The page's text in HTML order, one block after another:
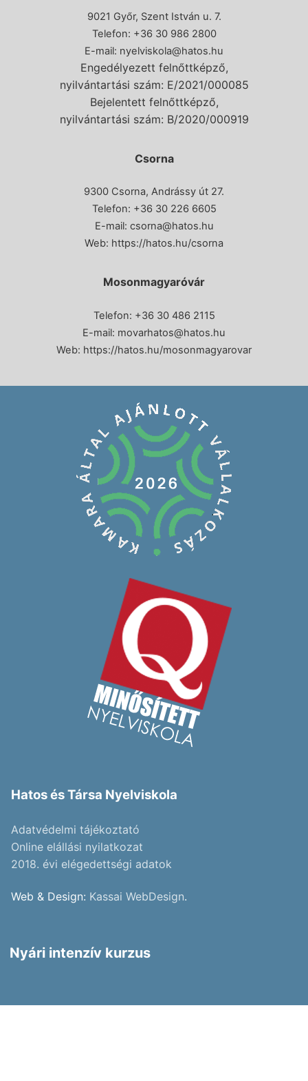
9021 Győr, Szent István u. 7.
Telefon: +36 30 986 2800
E-mail: nyelviskola@hatos.hu
Engedélyezett felnőttképző,
nyilvántartási szám: E/2021/000085
Bejelentett felnőttképző,
nyilvántartási szám: B/2020/000919
Csorna
9300 Csorna, Andrássy út 27.
Telefon: +36 30 226 6605
E-mail: csorna@hatos.hu
Web: https://hatos.hu/csorna
Mosonmagyaróvár
Telefon: +36 30 486 2115
E-mail: movarhatos@hatos.hu
Web: https://hatos.hu/mosonmagyarovar
Hatos és Társa Nyelviskola
Adatvédelmi tájékoztató
Online elállási nyilatkozat
2018. évi elégedettségi adatok
Web & Design: Kassai WebDesign.
Nyári intenzív kurzus